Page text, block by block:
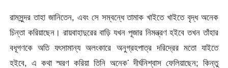
রামসুন্দর তাহা জানিতেন, এবং সে সম্বন্ধে তামাক খাইতে খাইতে বৃদ্ধ অনেক
চিন্তা করিয়াছেন। রায়বাহাদুরের বাড়ি যখন পূজার নিমন্ত্রণ হইবে তখন তাঁহার
বধূগণকে অতি যৎসামান্য অলংকারে অনুগ্রহপাত্র দরিদ্রের মতো যাইতে
হইবে, এ কথা স্মরণ করিয়া তিনি অনেক་ দীর্ঘনিশ্বাস ফেলিয়াছেন; কিন্তু